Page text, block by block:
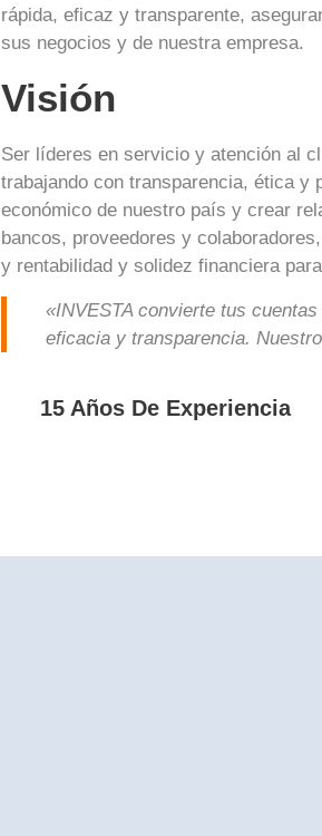
rápida, eficaz y transparente,
sus negocios y de nuestra empresa.
Visión
Ser líderes en servicio y atención al
trabajando con transparencia, ética y
económico de nuestro país y crear
bancos, proveedores y
y rentabilidad y solidez financiera
«INVESTA convierte tus
eficacia y transparencia.
15 Años De Experiencia